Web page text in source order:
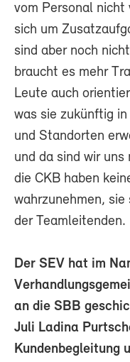
vom Personal nicht
sich um
sind aber noch
braucht es mehr
Leute auch
was sie zukünftig
und Standorten
und da sind wir
die CKB haben
wahrzunehmen,
der Teamleitenden.
Der SEV hat im
an die SBB
Juli Ladina
Kundenbegleitung